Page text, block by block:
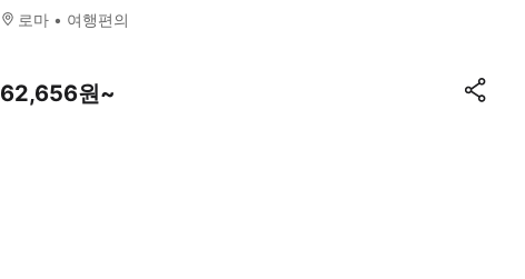
로마 여행편의
62,656원~